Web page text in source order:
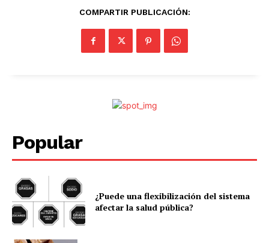
COMPARTIR PUBLICACIÓN:
Popular
¿Puede una flexibilización del sistema
afectar la salud pública?